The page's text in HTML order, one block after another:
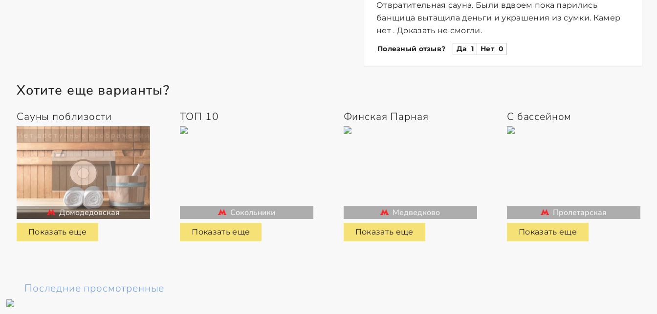
Отвратительная сауна. Были вдвоем пока парились
банщица вытащила деньги и украшения из сумки. Камер
нет . Доказать не смогли.
Полезный отзыв? Да 1 Нет 0
Хотите еще варианты?
Сауны поблизости
Домодедовская
Показать еще
ТОП 10
Сокольники
Показать еще
Финская Парная
Медведково
Показать еще
С бассейном
Пролетарская
Показать еще
Последние просмотренные